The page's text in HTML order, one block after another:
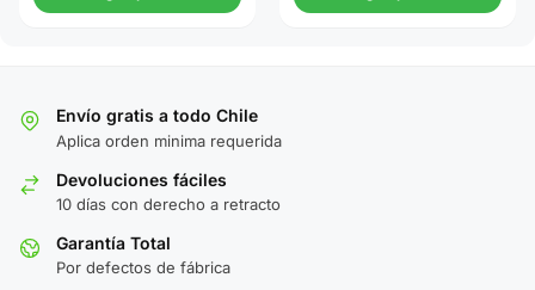
Envío gratis a todo Chile
Aplica orden minima requerida
Devoluciones fáciles
10 días con derecho a retracto
Garantía Total
Por defectos de fábrica